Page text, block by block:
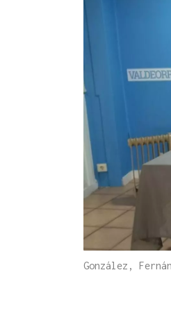
González,